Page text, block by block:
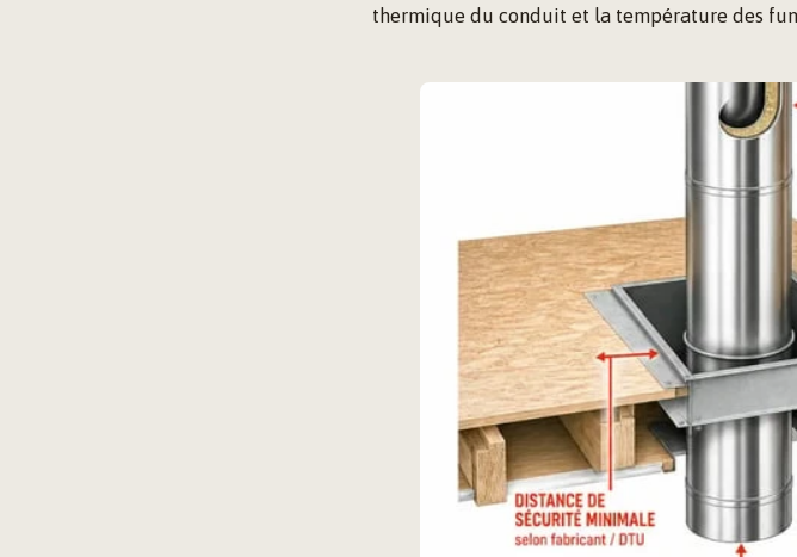
thermique du conduit et la température des